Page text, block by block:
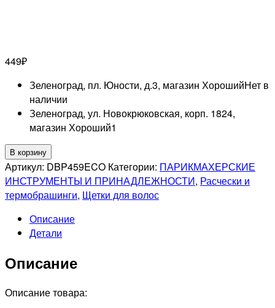
449₽
Зеленоград, пл. Юности, д.3, магазин ХорошийНет в
наличии
Зеленоград, ул. Новокрюковская, корп. 1824,
магазин Хороший1
Количество
товара
DEWAL
BEAUTY
Щетка
массажная
пластиковым
деревянная,
В корзину
Артикул: DBP459ECO Категории: ПАРИКМАХЕРСКИЕ
ИНСТРУМЕНТЫ И ПРИНАДЛЕЖНОСТИ, Расчески и
термобрашинги, Щетки для волос
Описание
Детали
Описание
Описание товара: